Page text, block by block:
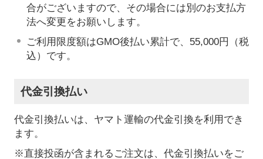
合がございますので、その場合には別のお支払方
法へ変更をお願いします。
ご利用限度額はGMO後払い累計で、55,000円（税
込）です。
代金引換払い
代金引換払いは、ヤマト運輸の代金引換を利用でき
ます。
※直接投函が含まれるご注文は、代金引換払いをご